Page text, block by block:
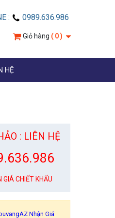
:
0989.636.986
Giỏ hàng ( 0 )
HỆ
: LIÊN HỆ
GIÁ CHIẾT KHẤU
Nhận Giá